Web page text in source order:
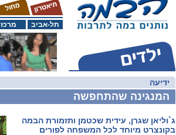
מרכז תל-אביב
ידיעה
המנגינה שהתחפשה
ג`וליאן שגרן, עידית שכטמן ותזמורת הבמה
בקונצרט מיוחד לכל המשפחה לפורים